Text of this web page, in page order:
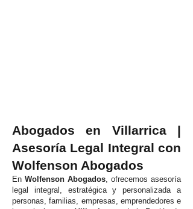
Abogados en Villarrica |
Asesoría Legal Integral con
Wolfenson Abogados
En Wolfenson Abogados, ofrecemos asesoría
legal integral, estratégica y personalizada a
personas, familias, empresas, emprendedores e